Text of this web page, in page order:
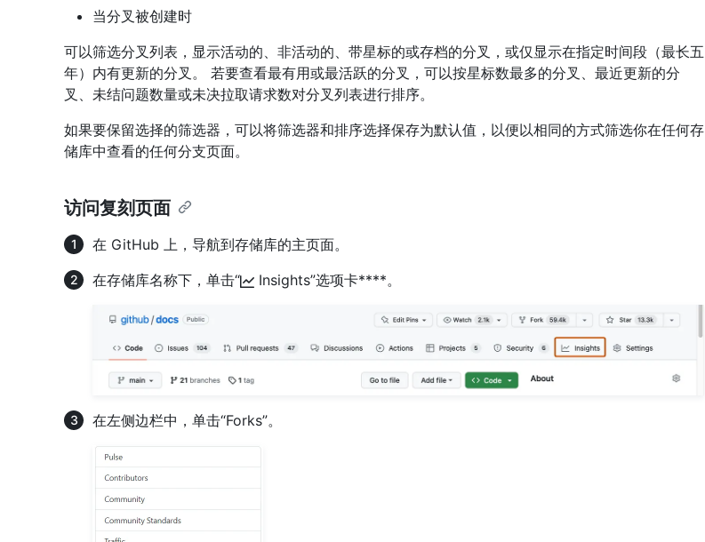
当分叉被创建时
可以筛选分叉列表，显示活动的、非活动的、带星标的或存档的分叉，或仅显示在指定时间段（最长五
年）内有更新的分叉。 若要查看最有用或最活跃的分叉，可以按星标数最多的分叉、最近更新的分
叉、未结问题数量或未决拉取请求数对分叉列表进行排序。
如果要保留选择的筛选器，可以将筛选器和排序选择保存为默认值，以便以相同的方式筛选你在任何存
储库中查看的任何分支页面。
访问复刻页面
在 GitHub 上，导航到存储库的主页面。
在存储库名称下，单击“
Insights”选项卡****。
在左侧边栏中，单击“Forks”。